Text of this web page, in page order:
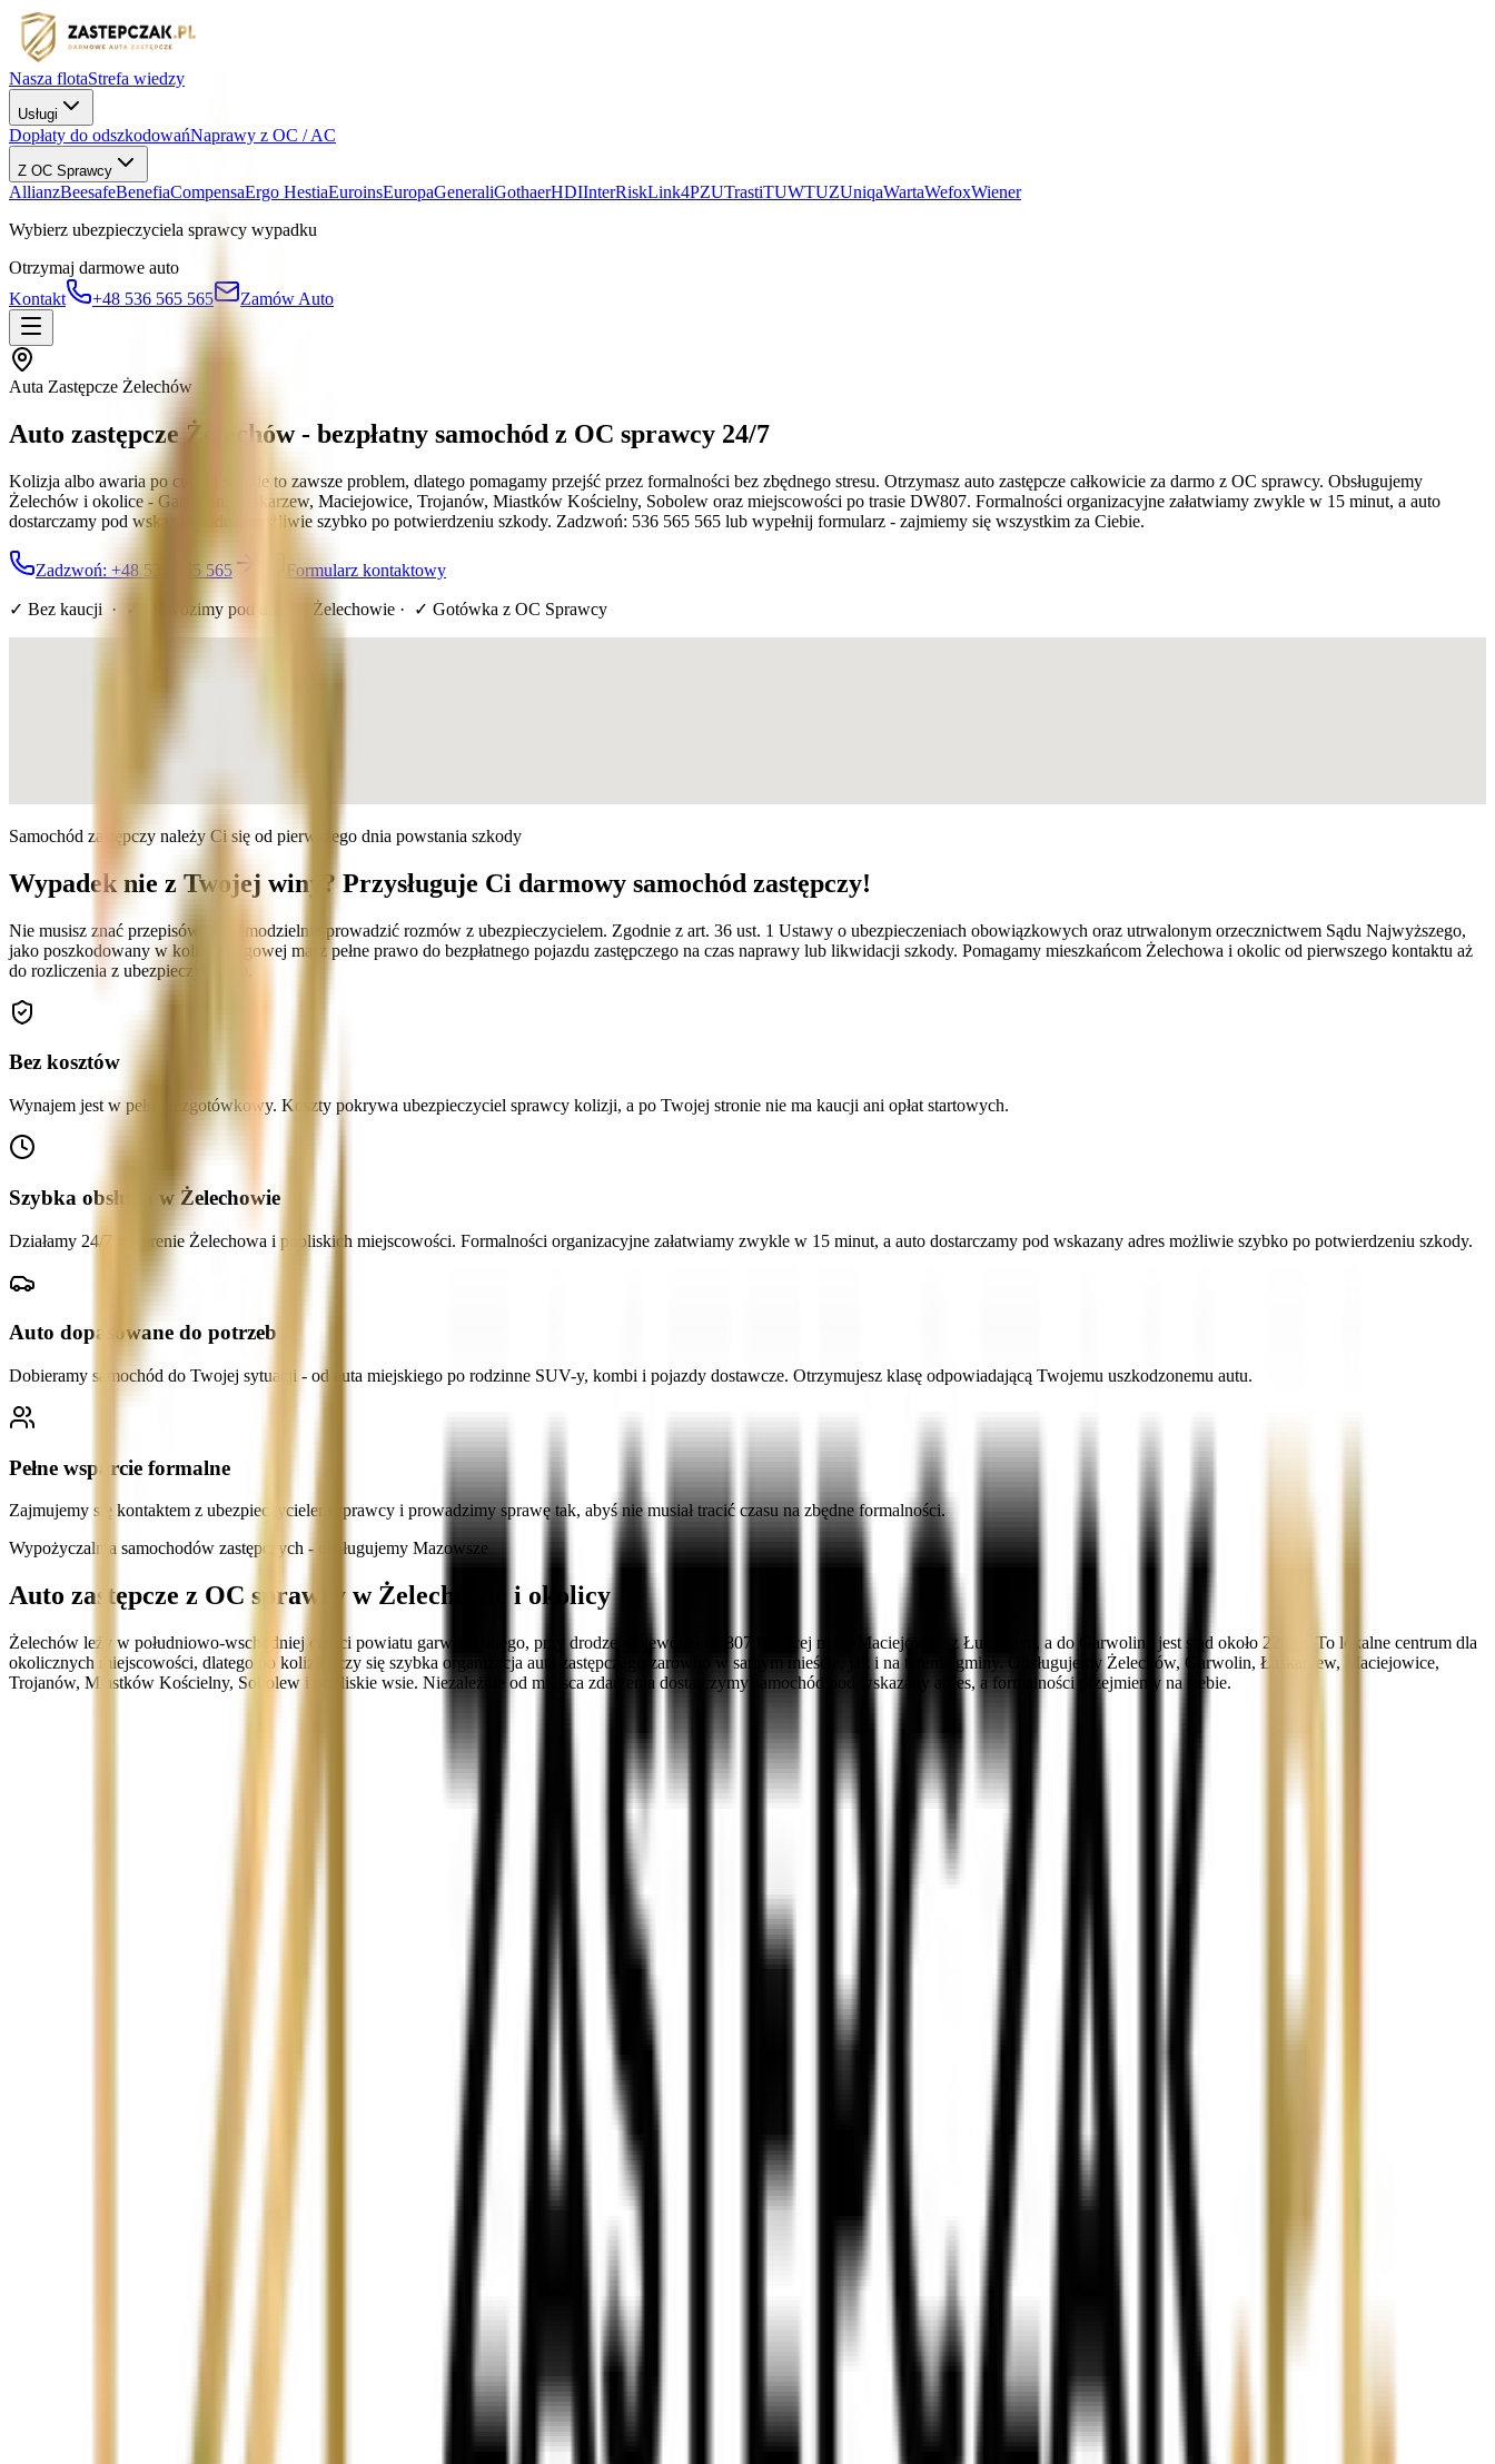
Nasza flotaStrefa wiedzy
Usługi
Dopłaty do odszkodowańNaprawy z OC / AC
Z OC Sprawcy
AllianzBeesafeBenefiaCompensaErgo HestiaEuroinsEuropaGeneraliGothaerHDIInterRiskLink4PZUTrastiTUWTUZUniqaWartaWefoxWiener
Wybierz ubezpieczyciela sprawcy wypadku
Otrzymaj darmowe auto
Kontakt
+48 536 565 565 Zamów Auto
Auta Zastępcze Żelechów
Auto zastępcze Żelechów - bezpłatny samochód z OC sprawcy 24/7
Kolizja albo awaria po cudzej stronie to zawsze problem, dlatego pomagamy przejść przez formalności bez zbędnego stresu. Otrzymasz auto zastępcze całkowicie za darmo z OC sprawcy. Obsługujemy
Żelechów i okolice - Garwolin, Łaskarzew, Maciejowice, Trojanów, Miastków Kościelny, Sobolew oraz miejscowości po trasie DW807. Formalności organizacyjne załatwiamy zwykle w 15 minut, a auto
dostarczamy pod wskazany adres możliwie szybko po potwierdzeniu szkody. Zadzwoń: 536 565 565 lub wypełnij formularz - zajmiemy się wszystkim za Ciebie.
Zadzwoń: +48 536 565 565 Formularz kontaktowy
✓ Bez kaucji · ✓ Dowozimy pod dom w Żelechowie · ✓ Gotówka z OC Sprawcy
Samochód zastępczy należy Ci się od pierwszego dnia powstania szkody
Wypadek nie z Twojej winy? Przysługuje Ci darmowy samochód zastępczy!
Nie musisz znać przepisów ani samodzielnie prowadzić rozmów z ubezpieczycielem. Zgodnie z art. 36 ust. 1 Ustawy o ubezpieczeniach obowiązkowych oraz utrwalonym orzecznictwem Sądu Najwyższego,
jako poszkodowany w kolizji drogowej masz pełne prawo do bezpłatnego pojazdu zastępczego na czas naprawy lub likwidacji szkody. Pomagamy mieszkańcom Żelechowa i okolic od pierwszego kontaktu aż
do rozliczenia z ubezpieczycielem.
Bez kosztów
Wynajem jest w pełni bezgotówkowy. Koszty pokrywa ubezpieczyciel sprawcy kolizji, a po Twojej stronie nie ma kaucji ani opłat startowych.
Szybka obsługa w Żelechowie
Działamy 24/7 na terenie Żelechowa i pobliskich miejscowości. Formalności organizacyjne załatwiamy zwykle w 15 minut, a auto dostarczamy pod wskazany adres możliwie szybko po potwierdzeniu szkody.
Auto dopasowane do potrzeb
Dobieramy samochód do Twojej sytuacji - od auta miejskiego po rodzinne SUV-y, kombi i pojazdy dostawcze. Otrzymujesz klasę odpowiadającą Twojemu uszkodzonemu autu.
Pełne wsparcie formalne
Zajmujemy się kontaktem z ubezpieczycielem sprawcy i prowadzimy sprawę tak, abyś nie musiał tracić czasu na zbędne formalności.
Wypożyczalnia samochodów zastępczych - obsługujemy Mazowsze
Auto zastępcze z OC sprawcy w Żelechowie i okolicy
Żelechów leży w południowo-wschodniej części powiatu garwolińskiego, przy drodze wojewódzkiej 807 łączącej m.in. Maciejowice z Łukowem, a do Garwolina jest stąd około 22 km. To lokalne centrum dla
okolicznych miejscowości, dlatego po kolizji liczy się szybka organizacja auta zastępczego zarówno w samym mieście, jak i na terenie gminy. Obsługujemy Żelechów, Garwolin, Łaskarzew, Maciejowice,
Trojanów, Miastków Kościelny, Sobolew i pobliskie wsie. Niezależnie od miejsca zdarzenia dostarczymy samochód pod wskazany adres, a formalności przejmiemy na siebie.